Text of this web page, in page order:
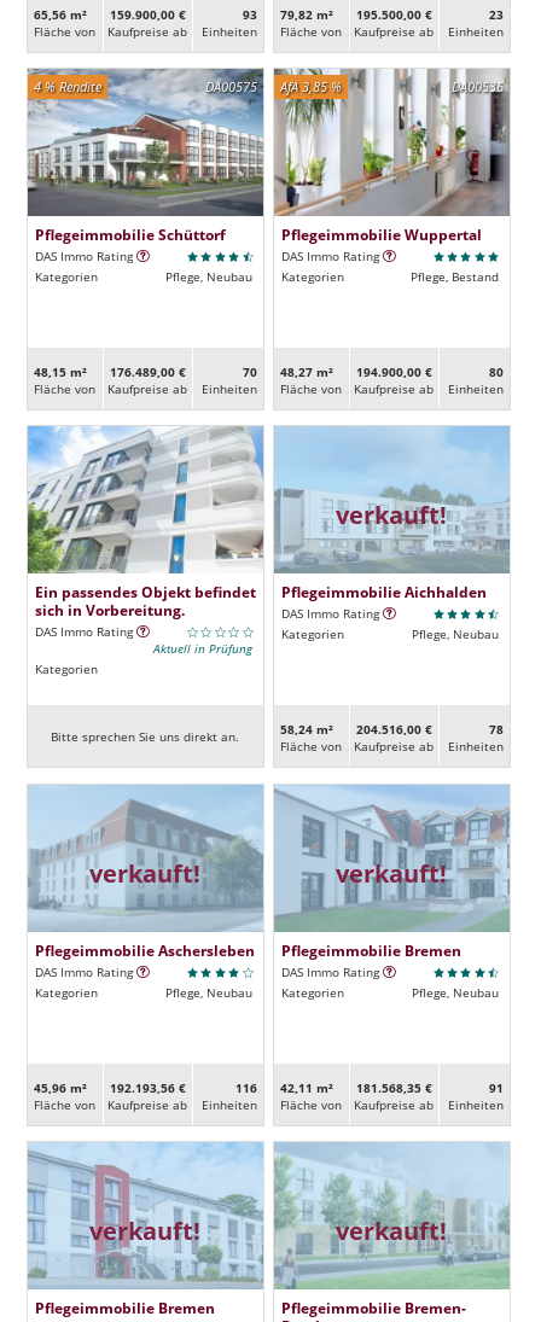
65,56 m²
Fläche von
159.900,00 €
Kaufpreise ab
93
Ein­heiten
79,82 m²
Fläche von
195.500,00 €
Kaufpreise ab
23
Ein­heiten
DA00575
4 % Rendite
Pflegeimmobilie Schüttorf
DAS Immo Rating
Kategorien
Pflege, Neubau
48,15 m²
Fläche von
176.489,00 €
Kaufpreise ab
70
Ein­heiten
DA00536
AfA 3,85 %
Pflegeimmobilie Wuppertal
DAS Immo Rating
Kategorien
Pflege, Bestand
48,27 m²
Fläche von
194.900,00 €
Kaufpreise ab
80
Ein­heiten
Ein passendes Objekt befindet
sich in Vorbereitung.
DAS Immo Rating
Aktuell in Prüfung
Kategorien
Bitte sprechen Sie uns direkt an.
verkauft!
Pflegeimmobilie Aichhalden
DAS Immo Rating
Kategorien
Pflege, Neubau
58,24 m²
Fläche von
204.516,00 €
Kaufpreise ab
78
Ein­heiten
verkauft!
Pflegeimmobilie Aschersleben
DAS Immo Rating
Kategorien
Pflege, Neubau
45,96 m²
Fläche von
192.193,56 €
Kaufpreise ab
116
Ein­heiten
verkauft!
Pflegeimmobilie Bremen
DAS Immo Rating
Kategorien
Pflege, Neubau
42,11 m²
Fläche von
181.568,35 €
Kaufpreise ab
91
Ein­heiten
verkauft!
Pflegeimmobilie Bremen
verkauft!
Pflegeimmobilie Bremen-